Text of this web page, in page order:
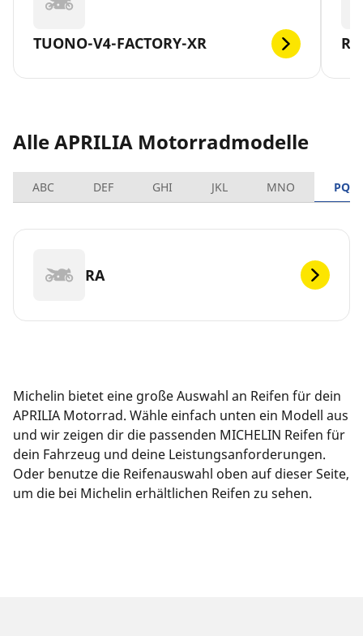
TUONO-V4-FACTORY-XR
Alle APRILIA Motorradmodelle
ABC DEF GHI JKL MNO PQRS
RA
Michelin bietet eine große Auswahl an Reifen für dein
APRILIA Motorrad. Wähle einfach unten ein Modell aus
und wir zeigen dir die passenden MICHELIN Reifen für
dein Fahrzeug und deine Leistungsanforderungen.
Oder benutze die Reifenauswahl oben auf dieser Seite,
um die bei Michelin erhältlichen Reifen zu sehen.